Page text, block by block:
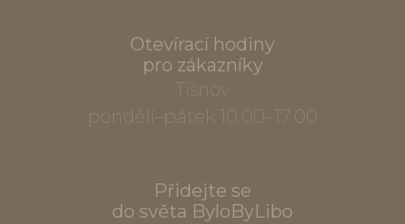
Otevírací hodiny
pro zákazníky
Tišnov
pondělí–pátek 10.00–17.00
Přidejte se
do světa ByloByLibo